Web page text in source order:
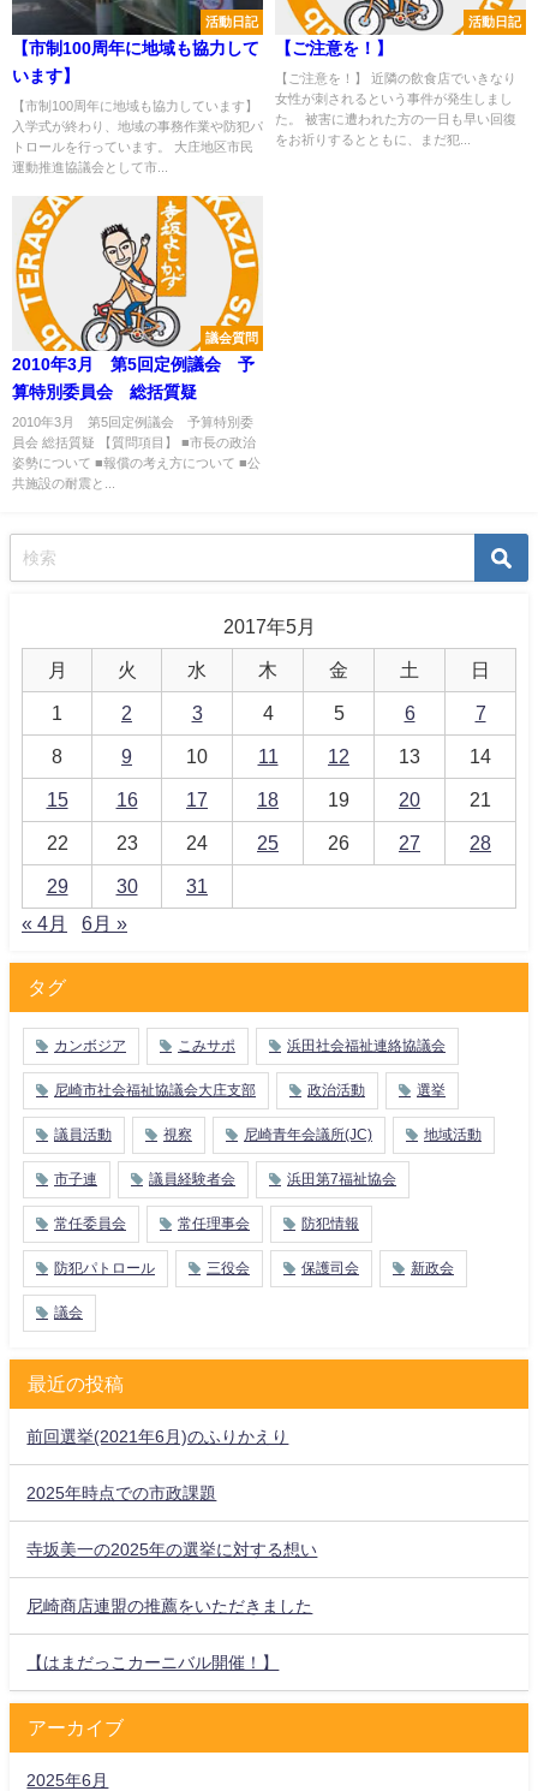
活動日記
【市制100周年に地域も協力して
います】
【市制100周年に地域も協力しています】
入学式が終わり、地域の事務作業や防犯パ
トロールを行っています。 大庄地区市民
運動推進協議会として市...
活動日記
【ご注意を！】
【ご注意を！】 近隣の飲食店でいきなり
女性が刺されるという事件が発生しまし
た。 被害に遭われた方の一日も早い回復
をお祈りするとともに、まだ犯...
議会質問
2010年3月 第5回定例議会 予
算特別委員会 総括質疑
2010年3月 第5回定例議会 予算特別委
員会 総括質疑 【質問項目】 ■市長の政治
姿勢について ■報償の考え方について ■公
共施設の耐震と...
2017年5月
月 火 水 木 金 土 日
1 2 3 4 5 6 7
8 9 10 11 12 13 14
15 16 17 18 19 20 21
22 23 24 25 26 27 28
29 30
31
« 4月
6月 »
タグ
カンボジア こみサポ 浜田社会福祉連絡協議会
尼崎市社会福祉協議会大庄支部 政治活動 選挙
議員活動 視察 尼崎青年会議所(JC) 地域活動
市子連 議員経験者会 浜田第7福祉協会
常任委員会 常任理事会 防犯情報
防犯パトロール 三役会 保護司会 新政会
議会
最近の投稿
前回選挙(2021年6月)のふりかえり
2025年時点での市政課題
寺坂美一の2025年の選挙に対する想い
尼崎商店連盟の推薦をいただきました
【はまだっこカーニバル開催！】
アーカイブ
2025年6月